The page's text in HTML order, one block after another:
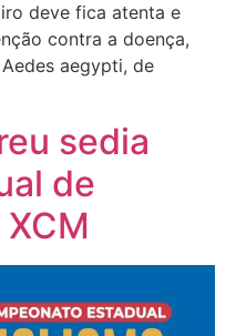
deve fica atenta e
contra a doença,
aegypti, de
sedia
de